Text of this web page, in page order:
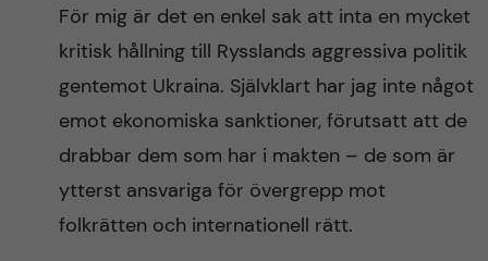
För mig är det en enkel sak att inta en mycket
kritisk hållning till Rysslands aggressiva politik
gentemot Ukraina. Självklart har jag inte något
emot ekonomiska sanktioner, förutsatt att de
drabbar dem som har i makten – de som är
ytterst ansvariga för övergrepp mot
folkrätten och internationell rätt.